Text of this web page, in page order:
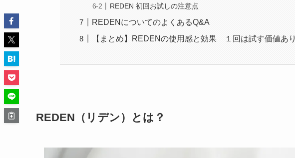
REDEN 初回お試しの注意点
REDENについてのよくあるQ&A
【まとめ】REDENの使用感と効果 １回は試す価値あり
REDEN（リデン）とは？